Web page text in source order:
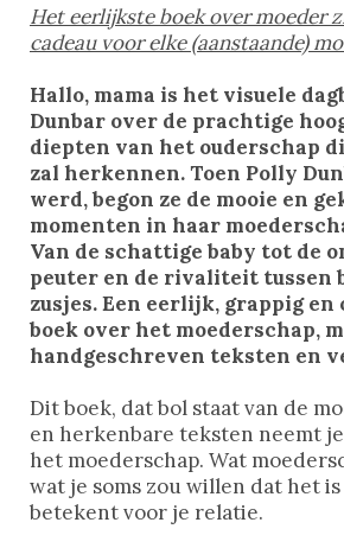
Het eerlijkste boek over moeder
cadeau voor elke (aanstaande)
Hallo, mama is het visuele
Dunbar over de prachtige
diepten van het ouderschap
zal herkennen. Toen Polly
werd, begon ze de mooie en
momenten in haar
Van de schattige baby tot de
peuter en de rivaliteit tussen
zusjes. Een eerlijk, grappig
boek over het moederschap,
handgeschreven teksten en
Dit boek, dat bol staat van de
en herkenbare teksten neemt
het moederschap. Wat
wat je soms zou willen dat het
betekent voor je relatie.